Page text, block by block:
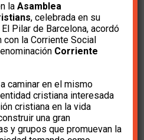
a la
trágica
las
laAsamblea
, celebrada en su
Pilar de Barcelona, ​​acordó
con la Corriente Social
Corriente
caminar en el mismo
cristiana interesada
cristiana en la vida
una gran
y grupos que promuevan la